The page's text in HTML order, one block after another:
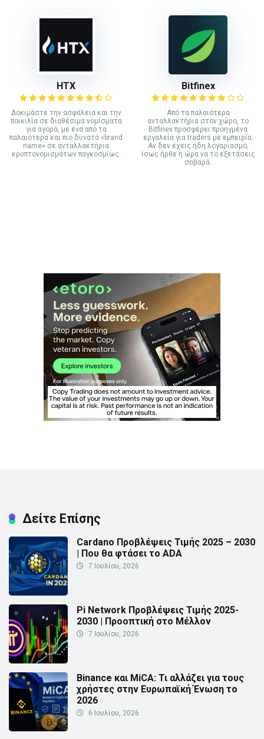
HTX
Δοκιμάστε την ασφάλεια και την
ποικιλία σε διαθέσιμα νομίσματα
για αγορά, με ένα από τα
παλαιότερα και πιο δυνατά «brand
name» σε ανταλλακτήρια
κρυπτονομισμάτων παγκοσμίως.
Bitfinex
Από τα παλαιότερα
ανταλλακτήρια στον χώρο, το
Bitfinex προσφέρει προηγμένα
εργαλεία για traders με εμπειρία.
Αν δεν έχεις ήδη λογαριασμό,
ίσως ήρθε η ώρα να το εξετάσεις
σοβαρά.
Δείτε Επίσης
Cardano Προβλέψεις Τιμής 2025 – 2030
| Που θα φτάσει το ADA
7 Ιουλίου, 2026
Pi Network Προβλέψεις Τιμής 2025-
2030 | Προοπτική στο Μέλλον
7 Ιουλίου, 2026
Binance και MiCA: Τι αλλάζει για τους
χρήστες στην Ευρωπαϊκή Ένωση το
2026
6 Ιουλίου, 2026